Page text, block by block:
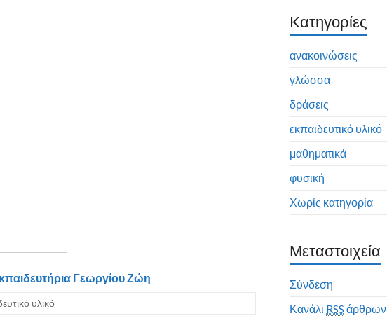
Γεωργίου Ζώη
υλικό
Kατηγορίες
ανακοινώσεις
γλώσσα
δράσεις
εκπαιδευτικό υλικό
μαθηματικά
φυσική
Χωρίς κατηγορία
Μεταστοιχεία
Σύνδεση
Κανάλι RSS άρθρων